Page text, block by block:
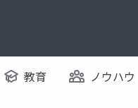
教育 ノウハウ